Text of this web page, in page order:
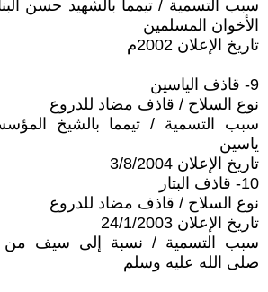
سبب التسمية / تيمما بالشهيد حسن
الأخوان المسلمين
تاريخ الإعلان 2002م
9- قاذف الياسين
نوع السلاح / قاذف مضاد للدروع
سبب التسمية / تيمما بالشيخ
ياسين
تاريخ الإعلان 3/8/2004
10- قاذف البتار
نوع السلاح / قاذف مضاد للدروع
تاريخ الإعلان 24/1/2003
سبب التسمية / نسبة إلى سيف
صلى الله عليه وسلم